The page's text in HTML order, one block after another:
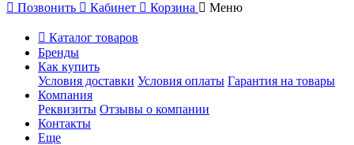
Позвонить
Кабинет Корзина Меню
Каталог товаров
Бренды
Как купить
Условия доставки Условия оплаты Гарантия на товары
Компания
Реквизиты Отзывы о компании
Контакты
Еще